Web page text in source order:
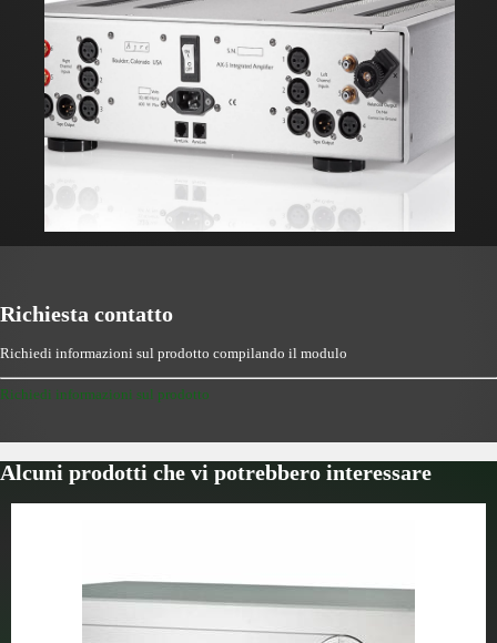
Richiesta contatto
Richiedi informazioni sul prodotto compilando il modulo
Richiedi informazioni sul prodotto
Alcuni prodotti che vi potrebbero interessare